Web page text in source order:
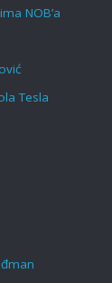
NOB’a
Tesla